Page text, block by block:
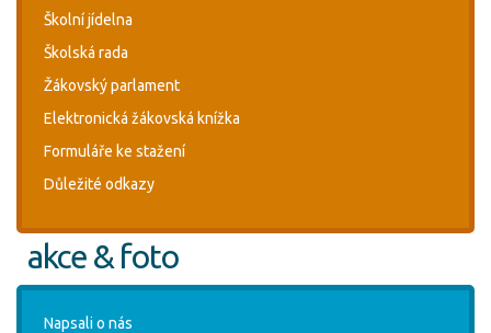
Školní jídelna
Školská rada
Žákovský parlament
Elektronická žákovská knížka
Formuláře ke stažení
Důležité odkazy
akce & foto
Napsali o nás